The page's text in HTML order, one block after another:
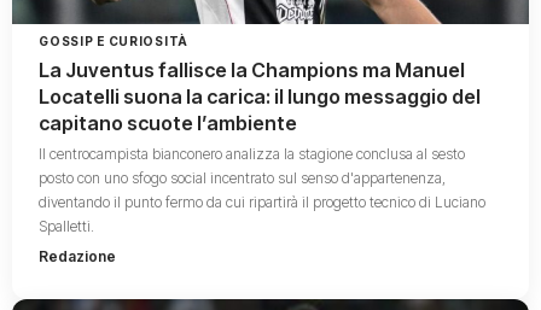
GOSSIP E CURIOSITÀ
La Juventus fallisce la Champions ma Manuel
Locatelli suona la carica: il lungo messaggio del
capitano scuote l’ambiente
Il centrocampista bianconero analizza la stagione conclusa al sesto
posto con uno sfogo social incentrato sul senso d'appartenenza,
diventando il punto fermo da cui ripartirà il progetto tecnico di Luciano
Spalletti.
Redazione